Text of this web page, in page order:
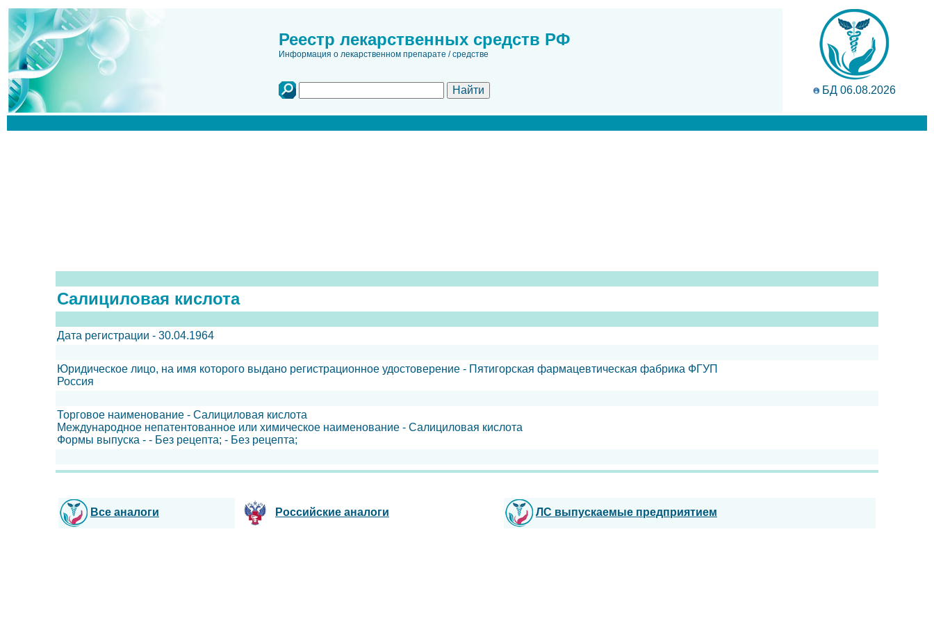
Реестр лекарственных средств РФ
Информация о лекарственном препарате / средстве
БД 06.08.2026
Салициловая кислота
Дата регистрации - 30.04.1964
Юридическое лицо, на имя которого выдано регистрационное удостоверение - Пятигорская фармацевтическая фабрика ФГУП
Россия
Торговое наименование - Салициловая кислота
Международное непатентованное или химическое наименование - Салициловая кислота
Формы выпуска - - Без рецепта; - Без рецепта;
Все аналоги Российские аналоги ЛС выпускаемые предприятием